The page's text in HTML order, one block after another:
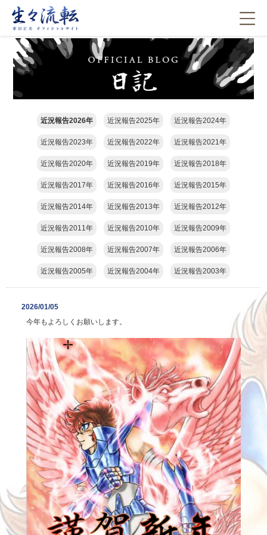
近況報告2026年 近況報告2025年 近況報告2024年
近況報告2023年 近況報告2022年 近況報告2021年
近況報告2020年 近況報告2019年 近況報告2018年
近況報告2017年 近況報告2016年 近況報告2015年
近況報告2014年 近況報告2013年 近況報告2012年
近況報告2011年 近況報告2010年 近況報告2009年
近況報告2008年 近況報告2007年 近況報告2006年
近況報告2005年 近況報告2004年 近況報告2003年
2026/01/05
今年もよろしくお願いします。